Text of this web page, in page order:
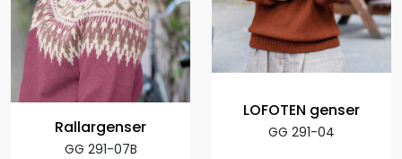
Rallargenser
GG 291-07B
LOFOTEN genser
GG 291-04